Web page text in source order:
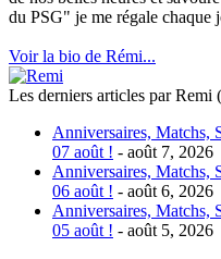
du PSG" je me régale chaque
Voir la bio de Rémi...
Les derniers articles par Remi (
Anniversaires, Matchs,
07 août ! - août 7, 2026
Anniversaires, Matchs,
06 août ! - août 6, 2026
Anniversaires, Matchs,
05 août ! - août 5, 2026